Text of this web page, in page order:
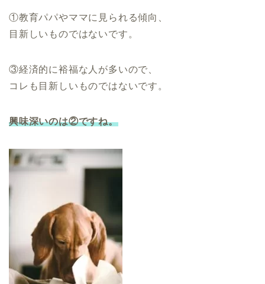
①教育パパやママに見られる傾向、
目新しいものではないです。
③経済的に裕福な人が多いので、
コレも目新しいものではないです。
興味深いのは②ですね。